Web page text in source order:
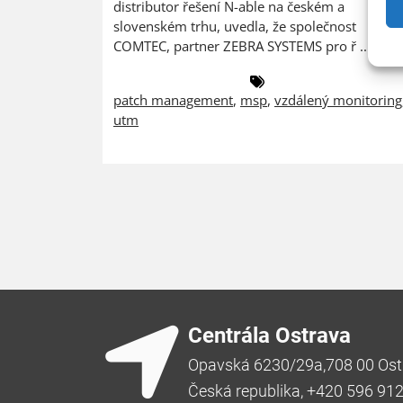
distributor řešení N-able na českém a
slovenském trhu, uvedla, že společnost
COMTEC, partner ZEBRA SYSTEMS pro ř ...
patch management, msp, vzdálený monitoring
utm
Centrála Ostrava
Opavská 6230/29a,708 00
Česká republika, +420 596